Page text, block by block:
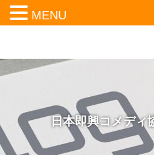
日本即興コメディ
MENU